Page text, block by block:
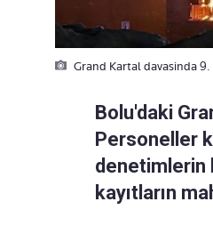
Grand Kartal davasinda
Bolu'daki
Personeller
denetimlerin
kayıtların